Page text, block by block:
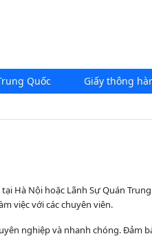
Quốc Giấy thông
Hà Nội hoặc Lãnh Sự Quán
việc với các chuyên viên.
nghiệp và nhanh chóng. Đảm